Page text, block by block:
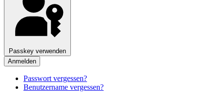
Passkey verwenden
Anmelden
Passwort vergessen?
Benutzername vergessen?